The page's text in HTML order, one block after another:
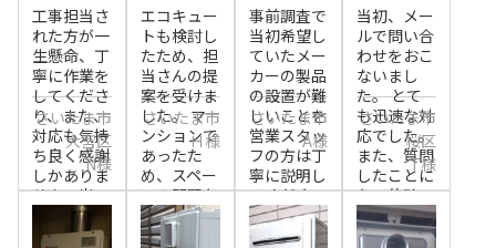
工事担当さ
れた方が一
生懸命、丁
寧に作業を
してくださ
り、また、
対応も気持
ち良く感謝
しかありま
せん。出
さいたま市
大宮区
N様
エコキュー
トも検討し
たため、担
当さんの提
案を受けま
した。 マ
ンションで
あったた
め、スペー
スの問題も
あ...
さいたま市
Ｈ様
事前調査で
当初希望し
ていたメー
カーの製品
の設置が難
しいことを
営業スタッ
フの方は丁
寧に説明し
てくださ
い...
さいたま市
A様
当初、メー
ルで問い合
わせをおこ
ないまし
た。 とて
も迅速な対
応でした。
また、質問
したことに
も、的確
に...
さいたま市
桜区
T様